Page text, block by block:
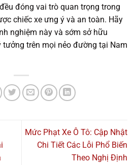
đóng vai trò quan trọng trong
chiếc xe ưng ý và an toàn. Hãy
nghiệm này và sớm sở hữu
trên mọi nẻo đường tại Nam
Mức Phạt Xe Ô Tô: Cập Nhật
Chi Tiết Các Lỗi Phổ Biến
Theo Nghị Định